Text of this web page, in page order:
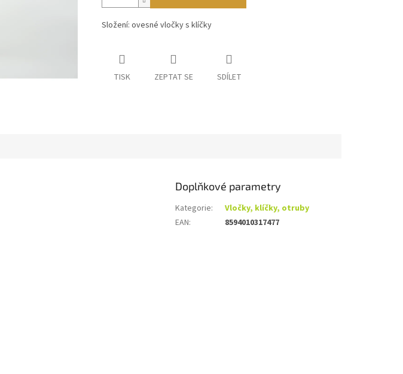
Složení: ovesné vločky s klíčky
TISK ZEPTAT SE SDÍLET
Doplňkové parametry
Kategorie:
Vločky, klíčky, otruby
EAN: 8594010317477